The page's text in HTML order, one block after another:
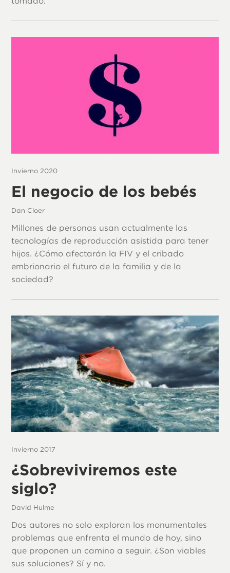
Invierno 2020
El negocio de los bebés
Dan Cloer
Millones de personas usan actualmente las
tecnologías de reproducción asistida para tener
hijos. ¿Cómo afectarán la FIV y el cribado
embrionario el futuro de la familia y de la
sociedad?
Invierno 2017
¿Sobreviviremos este
siglo?
David Hulme
Dos autores no solo exploran los monumentales
problemas que enfrenta el mundo de hoy, sino
que proponen un camino a seguir. ¿Son viables
sus soluciones? Sí y no.